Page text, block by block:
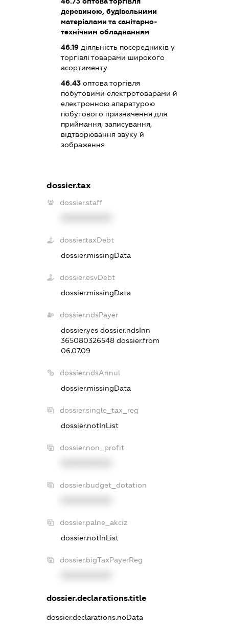
деревиною, будівельними
матеріалами та санітарно-
технічним обладнанням
46.19діяльність посередників у
торгівлі товарами широкого
асортименту
46.43оптова торгівля
побутовими електротоварами й
електронною апаратурою
побутового призначення для
приймання, записування,
відтворювання звуку й
зображення
dossier.tax
dossier.staff
dossier.taxDebt
dossier.missingData
dossier.esvDebt
dossier.missingData
dossier.ndsPayer
dossier.yes dossier.ndsInn
365080326548 dossier.from
06.07.09
dossier.ndsAnnul
dossier.missingData
dossier.single_tax_reg
dossier.notInList
dossier.non_profit
dossier.budget_dotation
dossier.palne_akciz
dossier.notInList
dossier.bigTaxPayerReg
dossier.declarations.title
dossier.declarations.noData